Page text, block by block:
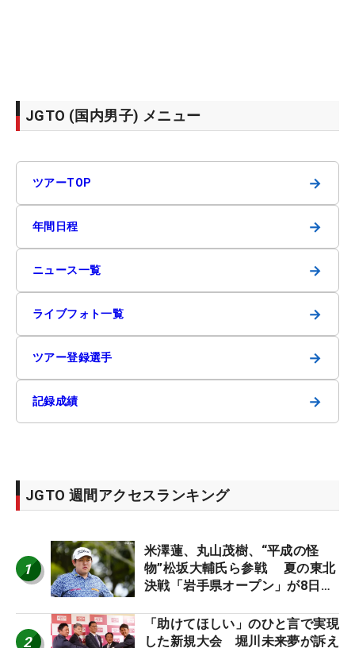
JGTO (国内男子) メニュー
ツアーTOP →
年間日程 →
ニュース一覧 →
ライブフォト一覧 →
ツアー登録選手 →
記録成績 →
JGTO 週間アクセスランキング
1
米澤蓮、丸山茂樹、“平成の怪
物”松坂大輔氏ら参戦 夏の東北
決戦「岩手県オープン」が8日開
2
「助けてほしい」のひと言で実現
した新規大会 堀川未来夢が訴え